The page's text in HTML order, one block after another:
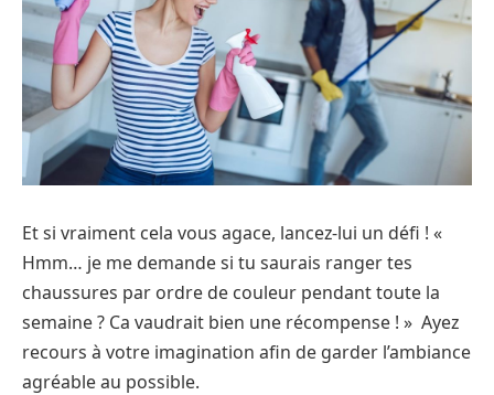
Et si vraiment cela vous agace, lancez-lui un défi ! « ​
Hmm… je me demande si tu saurais ranger tes
chaussures par ordre de couleur pendant toute la
semaine ? Ca vaudrait bien une récompense ! » ​Ayez
recours à votre imagination afin de garder l’ambiance
agréable au possible.